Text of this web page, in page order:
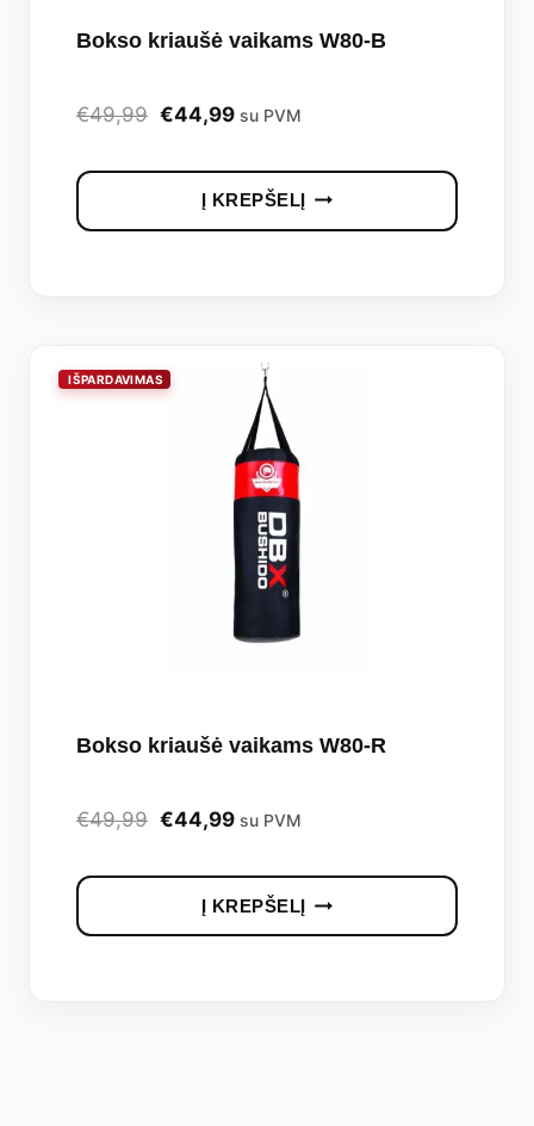
Bokso kriaušė vaikams W80-B
€49,99 Original
was:
€49,99.
€44,99Current
is:
€44,99.
su PVM
Į KREPŠELĮ
Bokso kriaušė vaikams W80-R
€49,99 Original
was:
€49,99.
€44,99Current
is:
€44,99.
su PVM
Į KREPŠELĮ